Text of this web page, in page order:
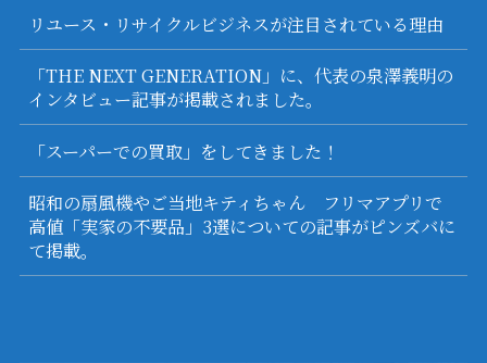
リユース・リサイクルビジネスが注目されている理由
「THE NEXT GENERATION」に、代表の泉澤義明の
インタビュー記事が掲載されました。
「スーパーでの買取」をしてきました！
昭和の扇風機やご当地キティちゃん フリマアプリで
高値「実家の不要品」3選についての記事がピンズバに
て掲載。